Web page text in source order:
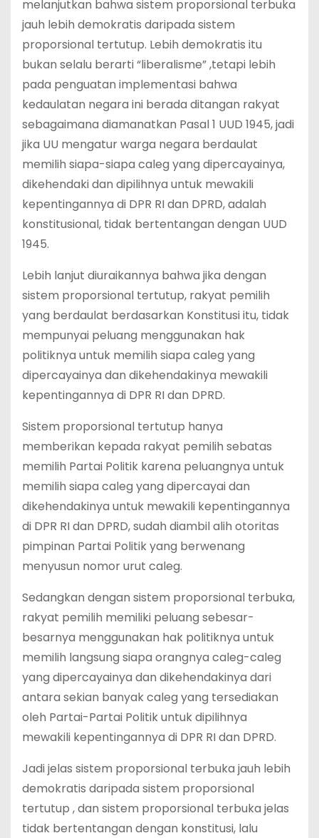
melanjutkan bahwa sistem proporsional terbuka
jauh lebih demokratis daripada sistem
proporsional tertutup. Lebih demokratis itu
bukan selalu berarti “liberalisme” ,tetapi lebih
pada penguatan implementasi bahwa
kedaulatan negara ini berada ditangan rakyat
sebagaimana diamanatkan Pasal 1 UUD 1945, jadi
jika UU mengatur warga negara berdaulat
memilih siapa-siapa caleg yang dipercayainya,
dikehendaki dan dipilihnya untuk mewakili
kepentingannya di DPR RI dan DPRD, adalah
konstitusional, tidak bertentangan dengan UUD
1945.
Lebih lanjut diuraikannya bahwa jika dengan
sistem proporsional tertutup, rakyat pemilih
yang berdaulat berdasarkan Konstitusi itu, tidak
mempunyai peluang menggunakan hak
politiknya untuk memilih siapa caleg yang
dipercayainya dan dikehendakinya mewakili
kepentingannya di DPR RI dan DPRD.
Sistem proporsional tertutup hanya
memberikan kepada rakyat pemilih sebatas
memilih Partai Politik karena peluangnya untuk
memilih siapa caleg yang dipercayai dan
dikehendakinya untuk mewakili kepentingannya
di DPR RI dan DPRD, sudah diambil alih otoritas
pimpinan Partai Politik yang berwenang
menyusun nomor urut caleg.
Sedangkan dengan sistem proporsional terbuka,
rakyat pemilih memiliki peluang sebesar-
besarnya menggunakan hak politiknya untuk
memilih langsung siapa orangnya caleg-caleg
yang dipercayainya dan dikehendakinya dari
antara sekian banyak caleg yang tersediakan
oleh Partai-Partai Politik untuk dipilihnya
mewakili kepentingannya di DPR RI dan DPRD.
Jadi jelas sistem proporsional terbuka jauh lebih
demokratis daripada sistem proporsional
tertutup , dan sistem proporsional terbuka jelas
tidak bertentangan dengan konstitusi, lalu